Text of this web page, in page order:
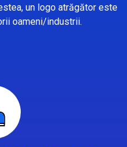
un logo atrăgător este
oameni/industrii.